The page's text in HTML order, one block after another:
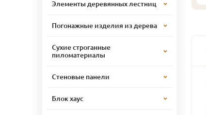
Элементы деревянных лестниц
Погонажные изделия из дерева
Сухие строганные
пиломатериалы
Стеновые панели
Блок хаус